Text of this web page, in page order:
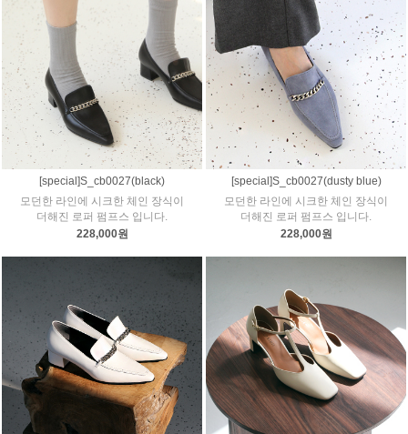
[special]S_cb0027(black)
모던한 라인에 시크한 체인 장식이
더해진 로퍼 펌프스 입니다.
228,000원
[special]S_cb0027(dusty blue)
모던한 라인에 시크한 체인 장식이
더해진 로퍼 펌프스 입니다.
228,000원